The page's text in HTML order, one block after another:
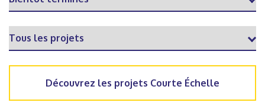
Découvrez les projets Courte Échelle